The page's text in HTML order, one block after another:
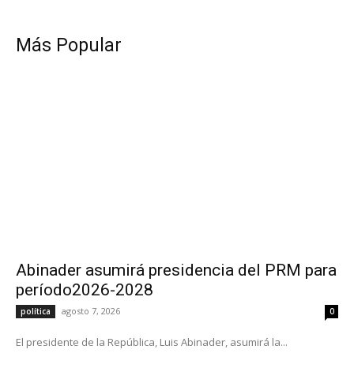
Más Popular
Abinader asumirá presidencia del PRM para
período2026-2028
política agosto 7, 2026 0
El presidente de la República, Luis Abinader, asumirá la...